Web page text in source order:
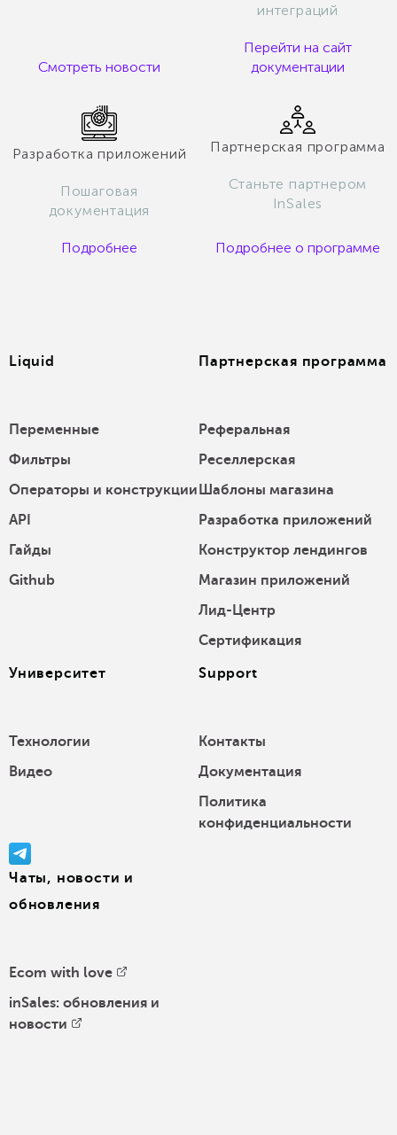
Смотреть новости
интеграций
Перейти на сайт
документации
Разработка приложений
Пошаговая
документация
Подробнее
Партнерская программа
Станьте партнером
InSales
Подробнее о программе
Liquid
Переменные
Фильтры
Операторы и конструкции
API
Гайды
Github
Партнерская программа
Реферальная
Реселлерская
Шаблоны магазина
Разработка приложений
Конструктор лендингов
Магазин приложений
Лид-Центр
Сертификация
Университет
Технологии
Видео
Support
Контакты
Документация
Политика
конфиденциальности
Чаты, новости и
обновления
Ecom with love
inSales: обновления и
новости